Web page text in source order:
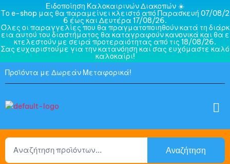
Ειδοποίηση Καλοκαιρινών Διακοπών ☀️
Το e-shop μας θα παραμείνει κλειστό από Παρασκευή 07/08/2
6 έως και Δευτέρα 17/08/26.
Όλες οι παραγγελίες που θα πραγματοποιηθούν κατά τη διάρκ
εια αυτού του διαστήματος θα καταγραφούν κανονικά και θα ε
κτελεστούν με σειρά προτεραιότητας από τις 18/08/26.
Σας ευχαριστούμε για την κατανόηση και σας ευχόμαστε καλό
καλοκαίρι!
Προϊόντα με Δωρεάν Μεταφορικά!
Αναζήτηση